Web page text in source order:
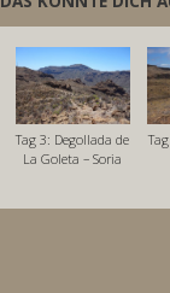
Tag 3: Degollada de
La Goleta – Soria